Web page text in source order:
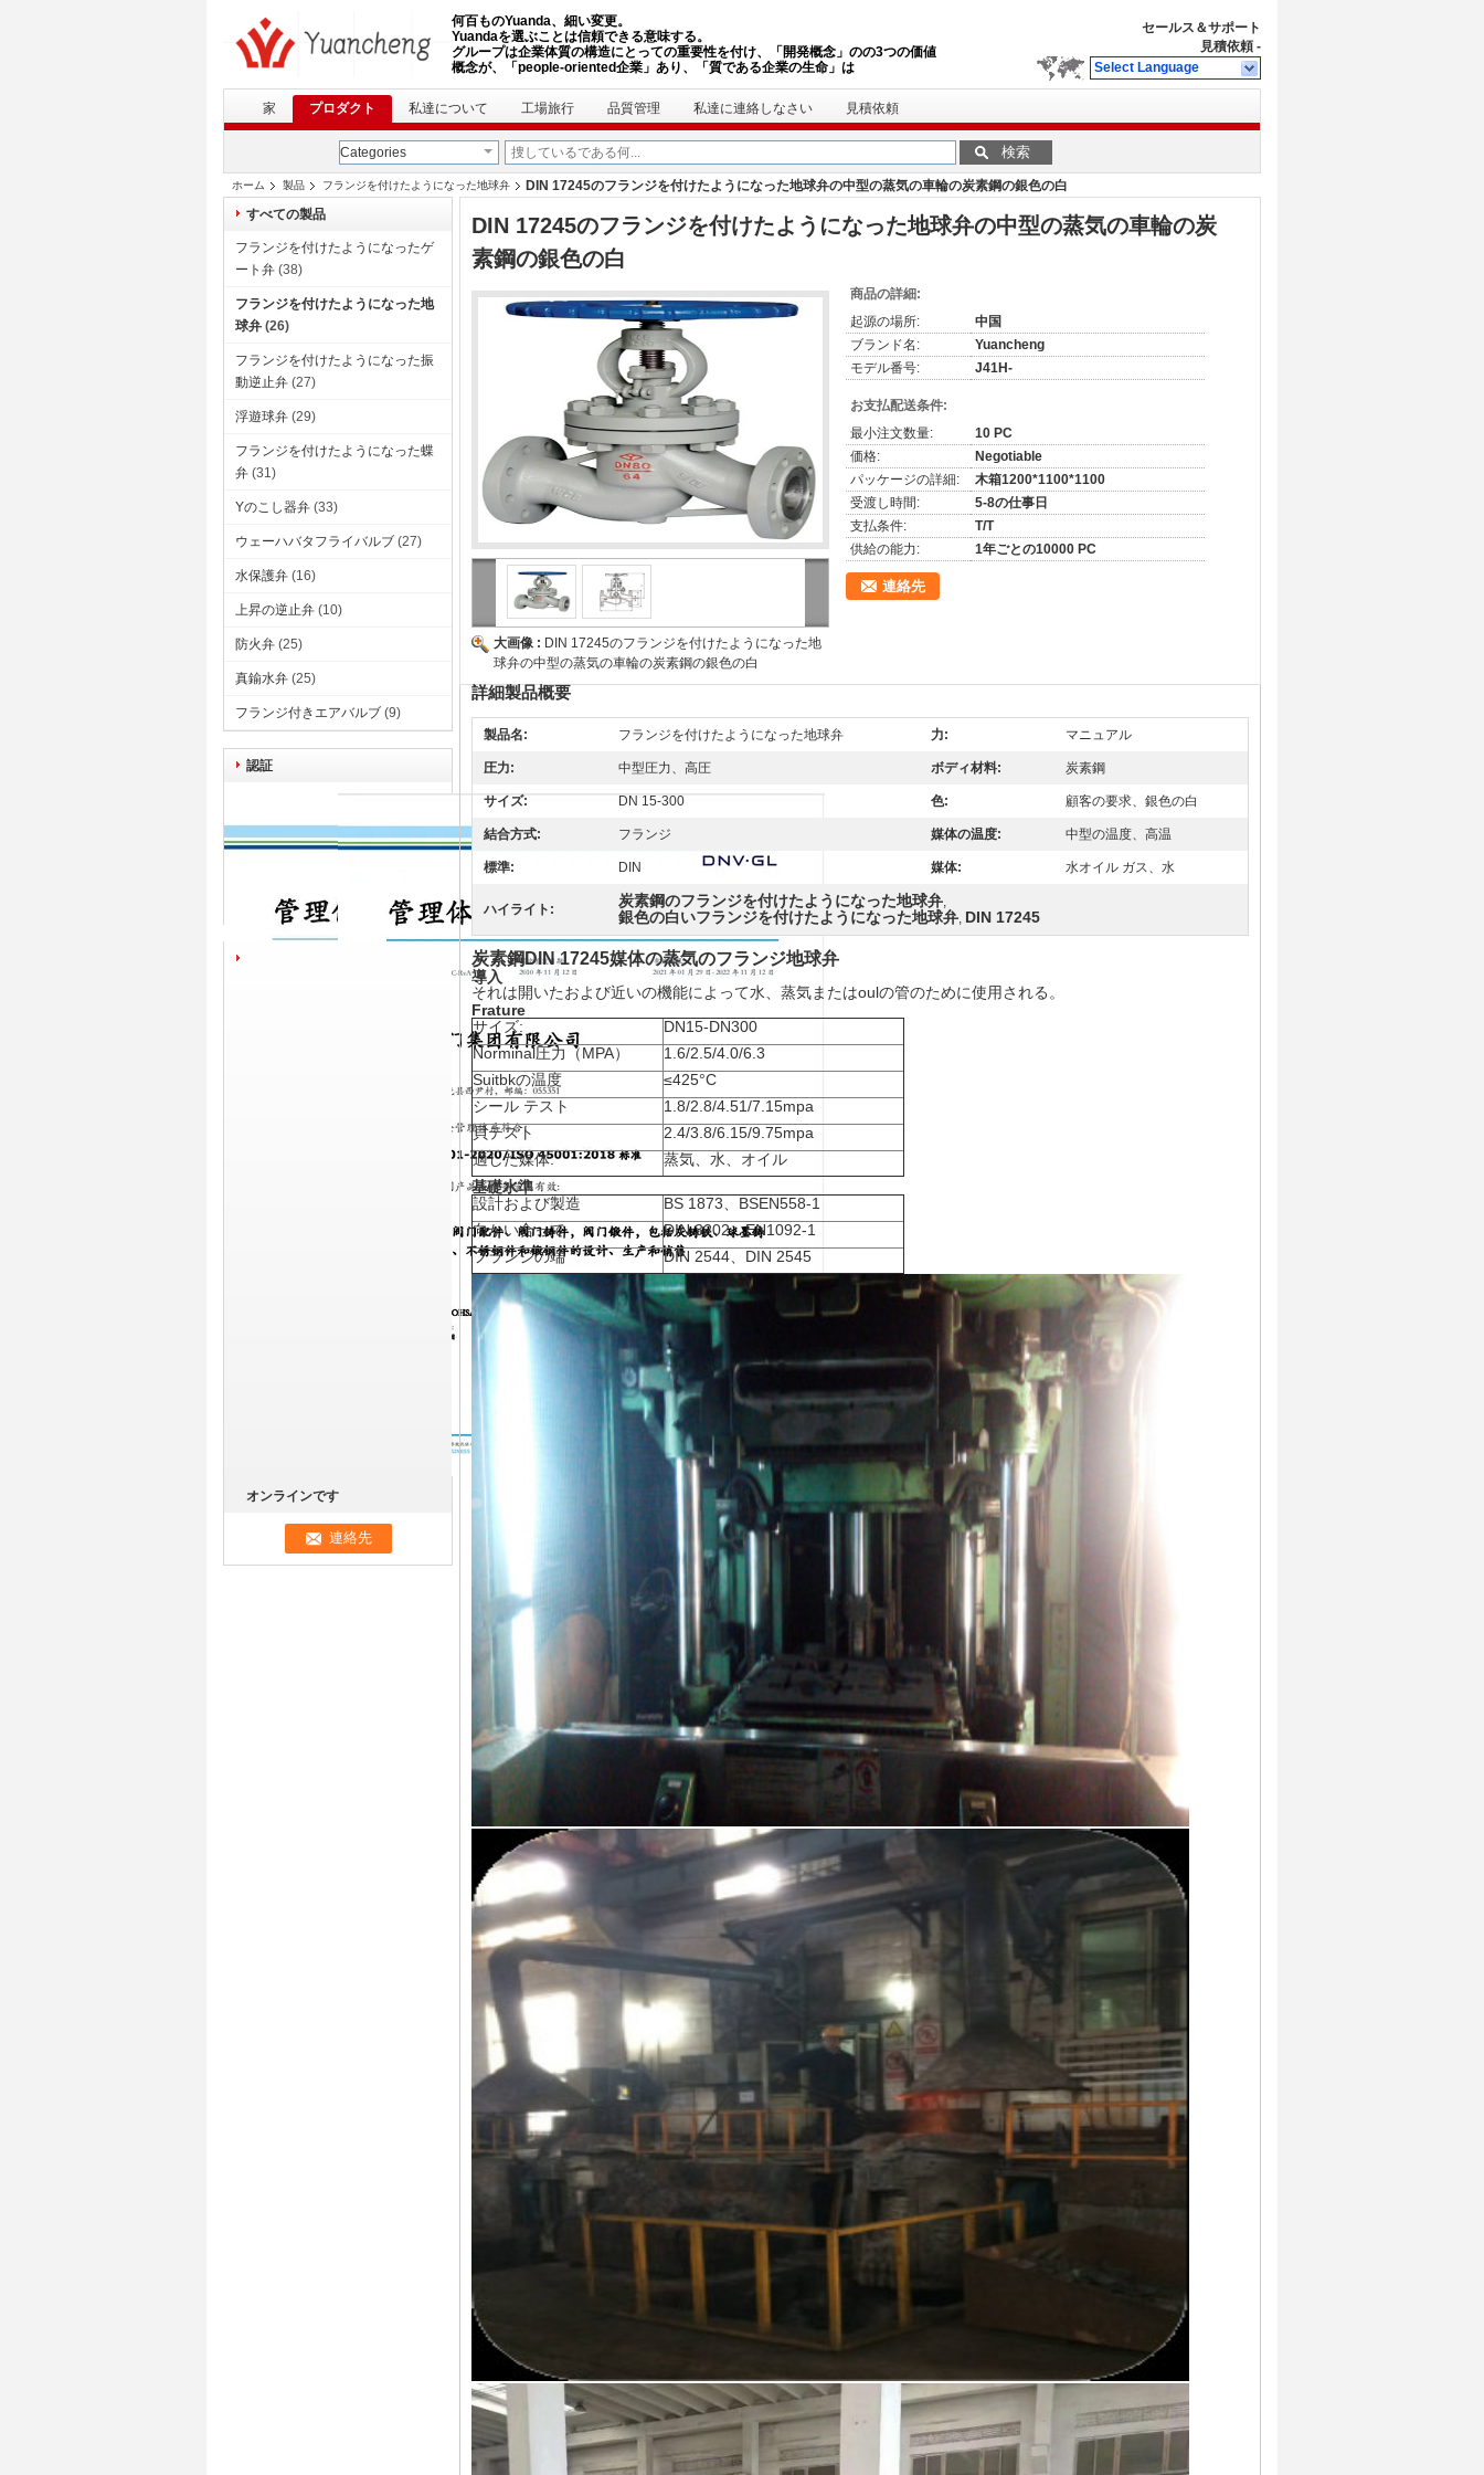
何百ものYuanda、細い変更。
Yuandaを選ぶことは信頼できる意味する。
グループは企業体質の構造にとっての重要性を付け、「開発概念」のの3つの価値
概念が、「people-oriented企業」あり、「質である企業の生命」は
セールス＆サポート
見積依頼 -
Select Language
家 プロダクト 私達について 工場旅行 品質管理 私達に連絡しなさい 見積依頼
Categories 検索
ホーム 製品 フランジを付けたようになった地球弁
DIN 17245のフランジを付けたようになった地球弁の中型の蒸気の車輪の炭素鋼の銀色の白
すべての製品
フランジを付けたようになったゲ
ート弁 (38)
フランジを付けたようになった地
球弁 (26)
フランジを付けたようになった振
動逆止弁 (27)
浮遊球弁 (29)
フランジを付けたようになった蝶
弁 (31)
Yのこし器弁 (33)
ウェーハバタフライバルブ (27)
水保護弁 (16)
上昇の逆止弁 (10)
防火弁 (25)
真鍮水弁 (25)
フランジ付きエアバルブ (9)
認証
オンラインです
DIN 17245のフランジを付けたようになった地球弁の中型の蒸気の車輪の炭
素鋼の銀色の白
大画像 : DIN 17245のフランジを付けたようになった地
球弁の中型の蒸気の車輪の炭素鋼の銀色の白
商品の詳細:
起源の場所:
中国
ブランド名:
Yuancheng
モデル番号:
J41H-
お支払配送条件:
最小注文数量:
10 PC
価格:
Negotiable
パッケージの詳細:
木箱1200*1100*1100
受渡し時間:
5-8の仕事日
支払条件:
T/T
供給の能力:
1年ごとの10000 PC
連絡先
詳細製品概要
製品名: フランジを付けたようになった地球弁 力: マニュアル
圧力: 中型圧力、高圧 ボディ材料: 炭素鋼
サイズ: DN 15-300 色: 顧客の要求、銀色の白
結合方式: フランジ 媒体の温度: 中型の温度、高温
標準: DIN 媒体: 水オイル ガス、水
ハイライト: 炭素鋼のフランジを付けたようになった地球弁,
銀色の白いフランジを付けたようになった地球弁, DIN 17245
炭素鋼DIN 17245媒体の蒸気のフランジ地球弁
導入
それは開いたおよび近いの機能によって水、蒸気またはoulの管のために使用される。
Frature
サイズ:
DN15-DN300
Norminal圧力（MPA）
1.6/2.5/4.0/6.3
Suitbkの温度
≤425°C
シール テスト
1.8/2.8/4.51/7.15mpa
貝テスト
2.4/3.8/6.15/9.75mpa
適した媒体:
蒸気、水、オイル
基礎水準
設計および製造
BS 1873、BSEN558-1
向かい合って
DIN 3202、EN1092-1
フランジの端
DIN 2544、DIN 2545